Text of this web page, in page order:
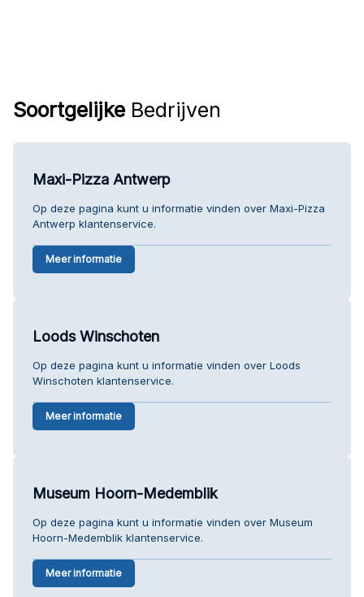
Soortgelijke Bedrijven
Maxi-Pizza Antwerp
Op deze pagina kunt u informatie vinden over Maxi-Pizza
Antwerp klantenservice.
Meer informatie
Loods Winschoten
Op deze pagina kunt u informatie vinden over Loods
Winschoten klantenservice.
Meer informatie
Museum Hoorn-Medemblik
Op deze pagina kunt u informatie vinden over Museum
Hoorn-Medemblik klantenservice.
Meer informatie